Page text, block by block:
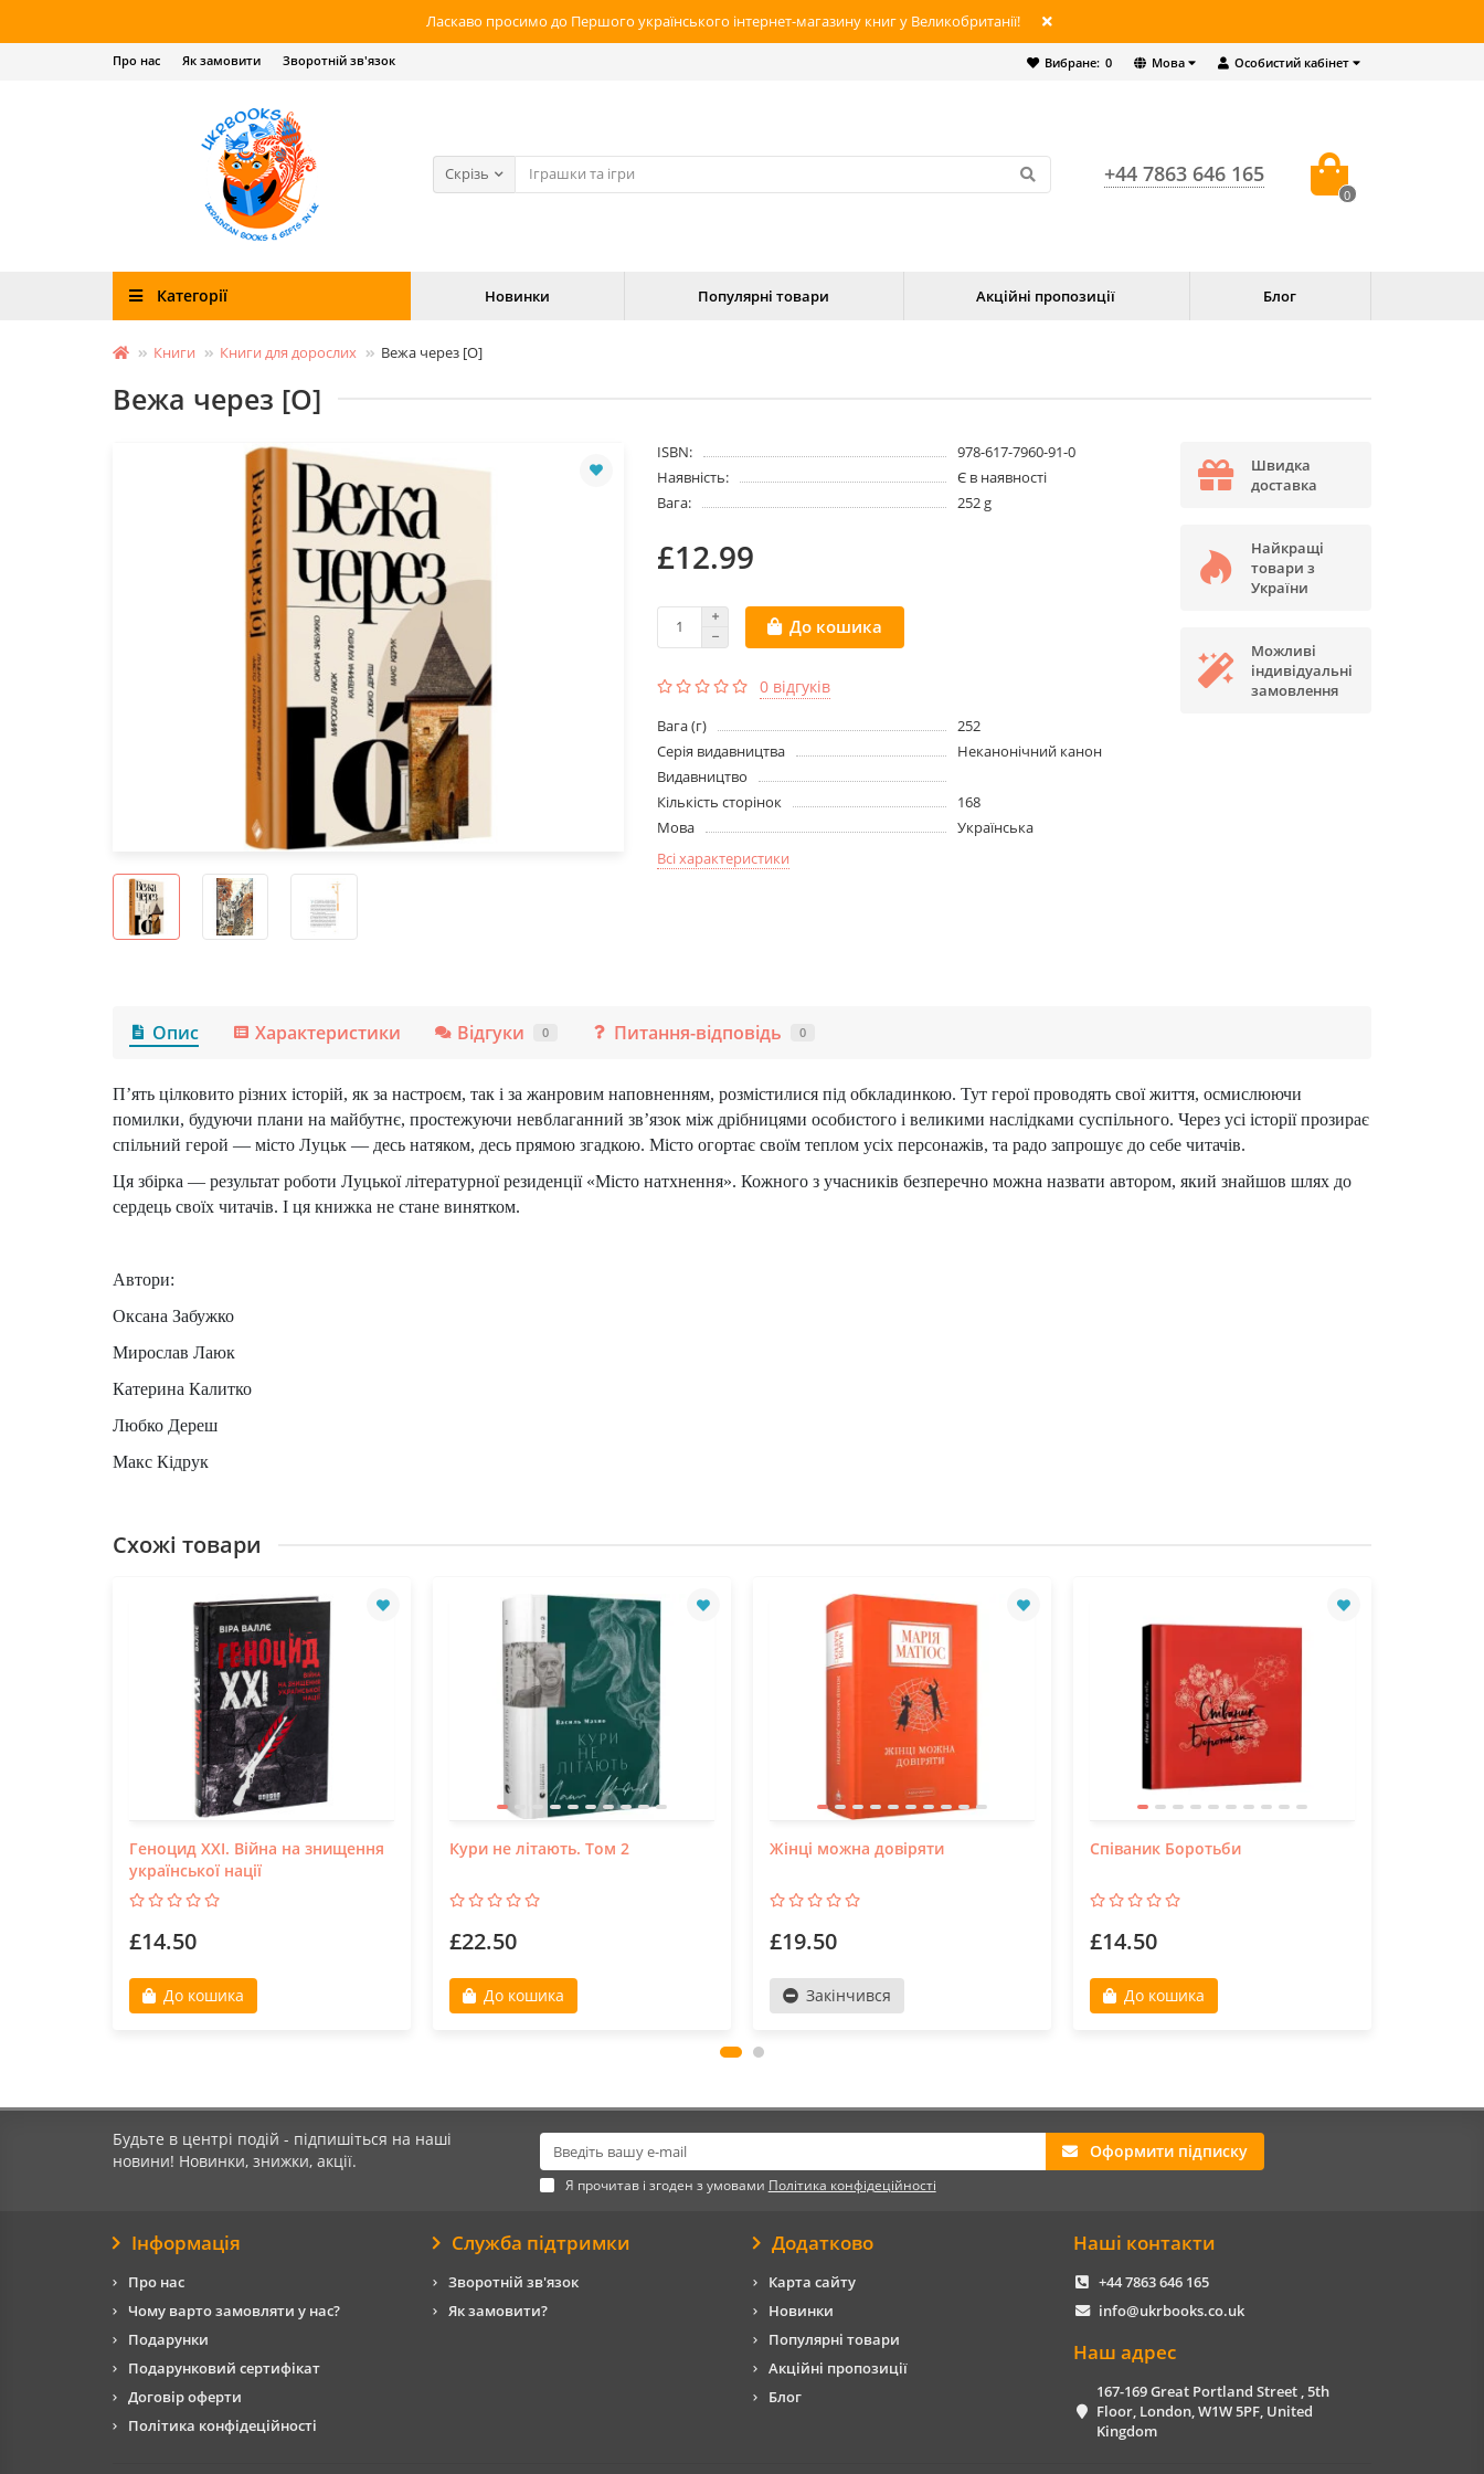
Ласкаво просимо до Першого українського інтернет-магазину книг у Великобританії!
Особистий кабінет
Мова
Вибране: 0
Про нас Як замовити Зворотній зв'язок
Скрізь +44 7863 646 165
0
Категорії Новинки Популярні товари Акційні пропозиції Блог
Книги Книги для дорослих Вежа через [О]
Вежа через [О]
ISBN:
978-617-7960-91-0
Наявність:
Є в наявності
Вага:
252 g
£12.99
До кошика
0 відгуків
Вага (г)
252
Серія видавництва
Неканонічний канон
Видавництво
Кількість сторінок
168
Мова
Українська
Всі характеристики
Швидка
доставка
Найкращі
товари з
України
Можливі
індивідуальні
замовлення
Опис Характеристики Відгуки 0 Питання-відповідь 0
П’ять цілковито різних історій, як за настроєм, так і за жанровим наповненням, розмістилися під обкладинкою. Тут герої проводять свої життя, осмислюючи
помилки, будуючи плани на майбутнє, простежуючи невблаганний зв’язок між дрібницями особистого і великими наслідками суспільного. Через усі історії прозирає
спільний герой — місто Луцьк — десь натяком, десь прямою згадкою. Місто огортає своїм теплом усіх персонажів, та радо запрошує до себе читачів.
Ця збірка — результат роботи Луцької літературної резиденції «Місто натхнення». Кожного з учасників безперечно можна назвати автором, який знайшов шлях до
сердець своїх читачів. І ця книжка не стане винятком.
Автори:
Оксана Забужко
Мирослав Лаюк
Катерина Калитко
Любко Дереш
Макс Кідрук
Схожі товари
Геноцид ХХІ. Війна на знищення
української нації
£14.50
До кошика
Кури не літають. Том 2
£22.50
До кошика
Жінці можна довіряти
£19.50
Закінчився
Співаник Боротьби
£14.50
До кошика
Будьте в центрі подій - підпишіться на наші
новини! Новинки, знижки, акції.
Оформити підписку
Я прочитав і згоден з умовами Політика конфідеційності
Інформація
Про нас
Чому варто замовляти у нас?
Подарунки
Подарунковий сертифікат
Договір оферти
Політика конфідеційності
Служба підтримки
Зворотній зв'язок
Як замовити?
Додатково
Карта сайту
Новинки
Популярні товари
Акційні пропозиції
Блог
Наші контакти
+44 7863 646 165
info@ukrbooks.co.uk
Наш адрес
167-169 Great Portland Street , 5th
Floor, London, W1W 5PF, United
Kingdom